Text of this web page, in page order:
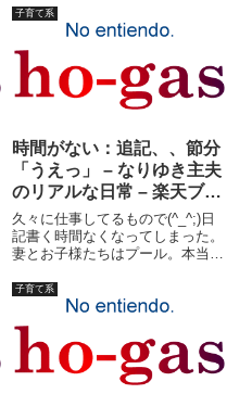
子育て系
時間がない：追記、、節分
「うえっ」 – なりゆき主夫
のリアルな日常 – 楽天ブロ
グ（Blog）
久々に仕事してるもので(^_^;)日
記書く時間なくなってしまった。
妻とお子様たちはプール。本当は
シピなんぞを公開しようかと思っ
ていたんですが。（それほどのも
のでもないんですが・・・）もう
夕飯の支度しなくては。今...
子育て系